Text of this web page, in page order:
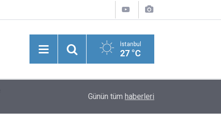
İstanbul
27 °C
Çeliştiği" İddiasını Yalanladı
Günün tüm haberleri